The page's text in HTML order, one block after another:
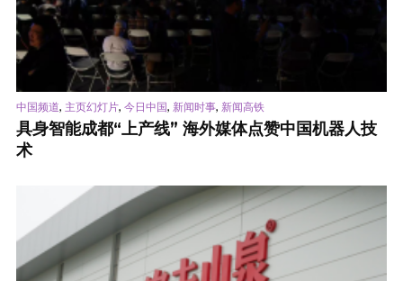
中国频道, 主页幻灯片, 今日中国, 新闻时事, 新闻高铁
具身智能成都“上产线” 海外媒体点赞中国机器人技
术